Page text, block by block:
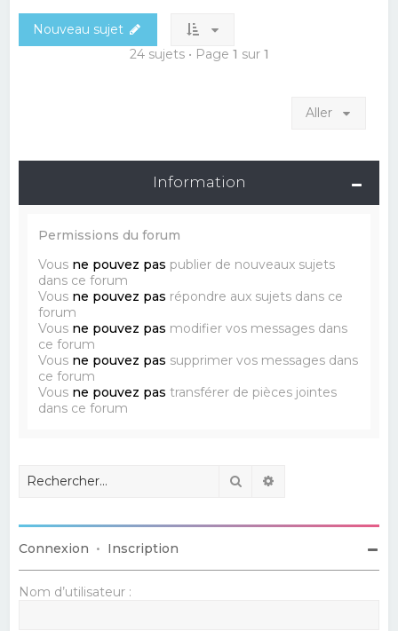
Nouveau sujet
24 sujets • Page 1 sur 1
Aller
Information
Permissions du forum
Vous ne pouvez pas publier de nouveaux sujets
dans ce forum
Vous ne pouvez pas répondre aux sujets dans ce
forum
Vous ne pouvez pas modifier vos messages dans
ce forum
Vous ne pouvez pas supprimer vos messages dans
ce forum
Vous ne pouvez pas transférer de pièces jointes
dans ce forum
Rechercher
Connexion • Inscription
Nom d’utilisateur :